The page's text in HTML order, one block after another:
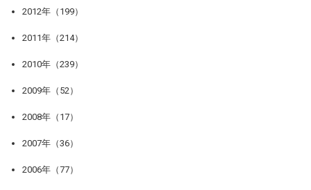
2012年（199）
2011年（214）
2010年（239）
2009年（52）
2008年（17）
2007年（36）
2006年（77）